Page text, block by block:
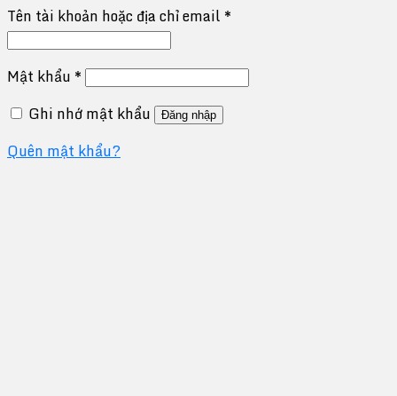
Tên tài khoản hoặc địa chỉ email *
Mật khẩu *
Ghi nhớ mật khẩu
Đăng nhập
Quên mật khẩu?